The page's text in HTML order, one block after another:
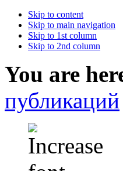
Skip to content
Skip to main navigation
Skip to 1st column
Skip to 2nd column
You are
публикаций